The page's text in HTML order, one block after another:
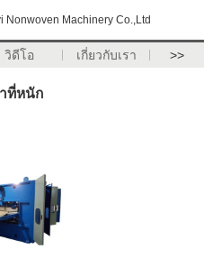
Nonwoven Machinery Co.,Ltd
วิดีโอ เกี่ยวกับเรา >>
ที่หนัก